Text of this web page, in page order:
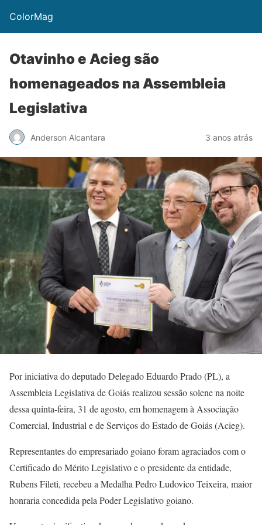
ColorMag
Otavinho e Acieg são
homenageados na Assembleia
Legislativa
Anderson Alcantara 3 anos atrás
Por iniciativa do deputado Delegado Eduardo Prado (PL), a
Assembleia Legislativa de Goiás realizou sessão solene na noite
dessa quinta-feira, 31 de agosto, em homenagem à Associação
Comercial, Industrial e de Serviços do Estado de Goiás (Acieg).
Representantes do empresariado goiano foram agraciados com o
Certificado do Mérito Legislativo e o presidente da entidade,
Rubens Fileti, recebeu a Medalha Pedro Ludovico Teixeira, maior
honraria concedida pela Poder Legislativo goiano.